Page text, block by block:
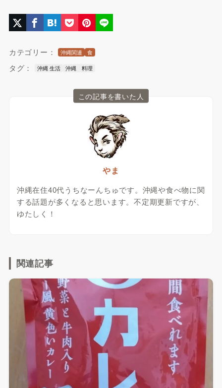
カテゴリー： 沖縄関連 食
タグ： 沖縄 生活 沖縄 料理
この記事を書いた人
やま
沖縄在住40代うちなーんちゅです。沖縄や食べ物に関
する話題が多くなると思います。不定期更新ですが、
ゆたしく！
関連記事